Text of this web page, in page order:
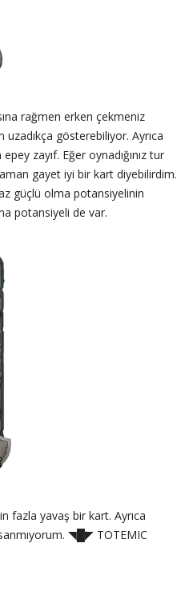
rağmen erken çekmeniz
gösterebiliyor. Ayrıca
zayıf. Eğer oynadığınız tur
gayet iyi bir kart diyebilirdim.
güçlü olma potansiyelinin
potansiyeli de var.
fazla yavaş bir kart. Ayrıca
◥█̆◤ TOTEMIC